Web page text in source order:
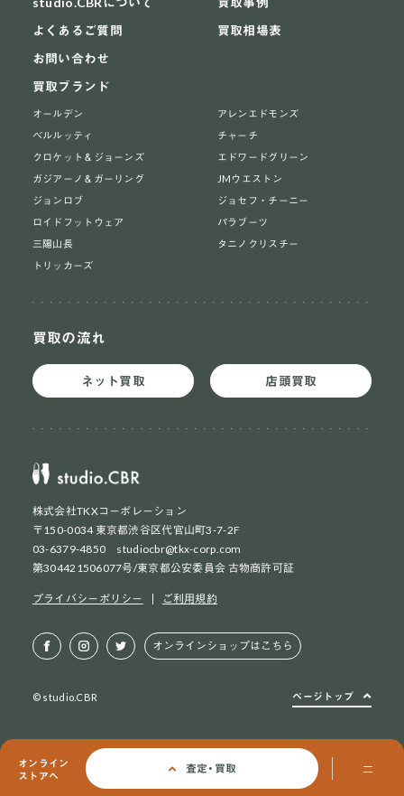
オンライン
ストアへ
査定・買取
ネット買取 初めての方
よくあるご質問
お問い合わせ
買取相場表
買取ブランド
オールデン
アレンエドモンズ
ベルルッティ
チャーチ
クロケット＆ジョーンズ
エドワードグリーン
ガジアーノ＆ガーリング
JMウエストン
ジョンロブ
ジョセフ・チーニー
ロイドフットウェア
パラブーツ
三陽山長
タニノクリスチー
トリッカーズ
株式会社TKXコーポレーション
〒150-0034 東京都渋谷区代官山町3-7-2F
03-6379-4850 studiocbr@tkx-corp.com
第304421506077号/東京都公安委員会 古物商許可証
プライバシーポリシー ご利用規約
オンラインショップはこちら
買取の流れ
ネット買取 店頭買取
© studio.CBR ページトップ